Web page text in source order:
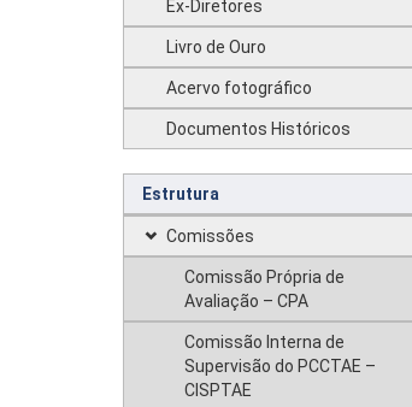
Ex-Diretores
Livro de Ouro
Acervo fotográfico
Documentos Históricos
Estrutura
Comissões
Comissão Própria de
Avaliação – CPA
Comissão Interna de
Supervisão do PCCTAE –
CISPTAE